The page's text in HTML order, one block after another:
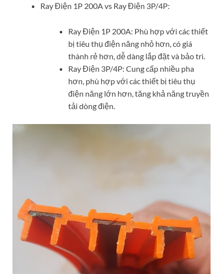
Ray Điện 1P 200A vs Ray Điện 3P/4P:
Ray Điện 1P 200A: Phù hợp với các thiết
bị tiêu thụ điện năng nhỏ hơn, có giá
thành rẻ hơn, dễ dàng lắp đặt và bảo trì.
Ray Điện 3P/4P: Cung cấp nhiều pha
hơn, phù hợp với các thiết bị tiêu thụ
điện năng lớn hơn, tăng khả năng truyền
tải dòng điện.